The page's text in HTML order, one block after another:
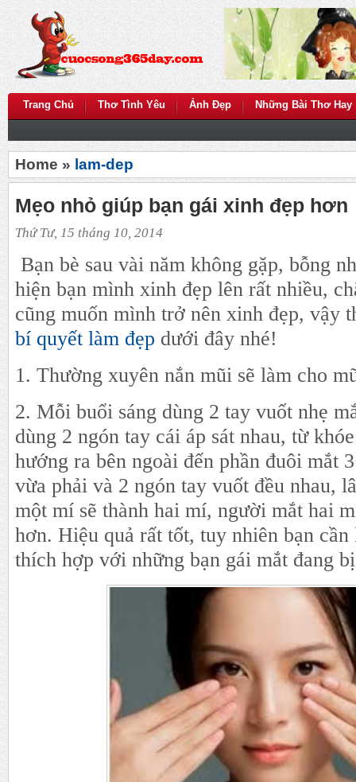
Trang Chủ Thơ Tình Yêu Ảnh Đẹp Những Bài Thơ Hay
Home » lam-dep
Mẹo nhỏ giúp bạn gái xinh đẹp hơn
Thứ Tư, 15 tháng 10, 2014
Bạn bè sau vài năm không gặp, bỗng
hiện bạn mình xinh đẹp lên rất nhiều,
cũng muốn mình trở nên xinh đẹp, vậy
bí quyết làm đẹp dưới đây nhé!
1. Thường xuyên nắn mũi sẽ làm cho
2. Mỗi buổi sáng dùng 2 tay vuốt nhẹ
dùng 2 ngón tay cái áp sát nhau, từ
hướng ra bên ngoài đến phần đuôi mắt
vừa phải và 2 ngón tay vuốt đều nhau,
một mí sẽ thành hai mí, người mắt hai
hơn. Hiệu quả rất tốt, tuy nhiên bạn
thích hợp với những bạn gái mắt đang